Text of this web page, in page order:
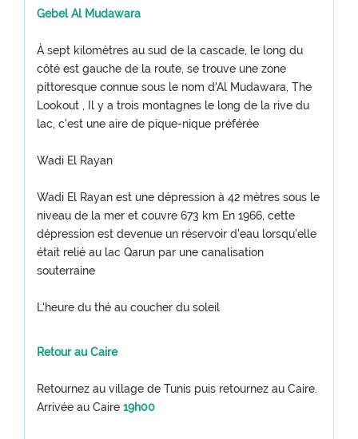
Gebel Al Mudawara
À sept kilomètres au sud de la cascade, le long du
côté est gauche de la route, se trouve une zone
pittoresque connue sous le nom d'Al Mudawara, The
Lookout , Il y a trois montagnes le long de la rive du
lac, c'est une aire de pique-nique préférée
Wadi El Rayan
Wadi El Rayan est une dépression à 42 mètres sous le
niveau de la mer et couvre 673 km En 1966, cette
dépression est devenue un réservoir d'eau lorsqu'elle
était relié au lac Qarun par une canalisation
souterraine
L'heure du thé au coucher du soleil
Retour au Caire
Retournez au village de Tunis puis retournez au Caire.
Arrivée au Caire 19h00